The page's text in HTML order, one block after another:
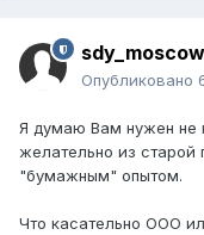
sdy_moscow
Опубликовано
Я думаю Вам нужен не
желательно из
"бумажным" опытом.
Что касательно ООО